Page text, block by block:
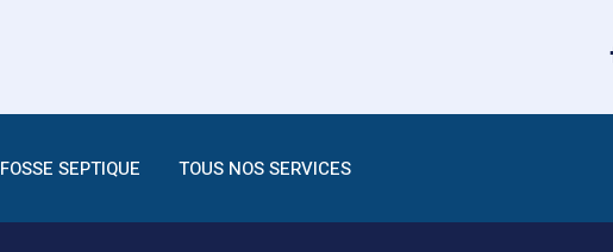
FOSSE SEPTIQUE TOUS NOS SERVICES